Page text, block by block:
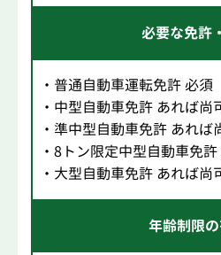
必要な免許
・普通自動車運転免許 必須
・中型自動車免許 あれば尚
・準中型自動車免許 あれば
・8トン限定中型自動車免
・大型自動車免許 あれば尚
年齢制限